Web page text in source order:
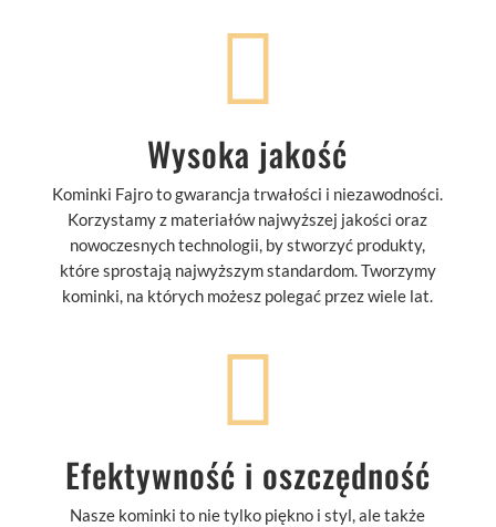

Wysoka jakość
Kominki Fajro to gwarancja trwałości i niezawodności.
Korzystamy z materiałów najwyższej jakości oraz
nowoczesnych technologii, by stworzyć produkty,
które sprostają najwyższym standardom. Tworzymy
kominki, na których możesz polegać przez wiele lat.

Efektywność i oszczędność
Nasze kominki to nie tylko piękno i styl, ale także